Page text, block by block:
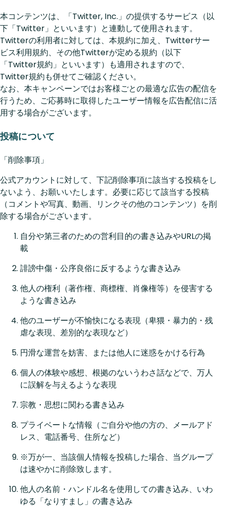
本コンテンツは、「Twitter, Inc.」の提供するサービス（以
下「Twitter」といいます）と連動して使用されます。
Twitterの利用者に対しては、本規約に加え、Twitterサー
ビス利用規約、その他Twitterが定める規約（以下
「Twitter規約」といいます）も適用されますので、
Twitter規約も併せてご確認ください。
なお、本キャンペーンではお客様ごとの最適な広告の配信を
行うため、ご応募時に取得したユーザー情報を広告配信に活
用する場合がございます。
投稿について
「削除事項」
公式アカウントに対して、下記削除事項に該当する投稿をし
ないよう、お願いいたします。必要に応じて該当する投稿
（コメントや写真、動画、リンクその他のコンテンツ）を削
除する場合がございます。
自分や第三者のための営利目的の書き込みやURLの掲
載
誹謗中傷・公序良俗に反するような書き込み
他人の権利（著作権、商標権、肖像権等）を侵害する
ような書き込み
他のユーザーが不愉快になる表現（卑猥・暴力的・残
虐な表現、差別的な表現など）
円滑な運営を妨害、または他人に迷惑をかける行為
個人の体験や感想、根拠のないうわさ話などで、万人
に誤解を与えるような表現
宗教・思想に関わる書き込み
プライベートな情報（ご自分や他の方の、メールアド
レス、電話番号、住所など）
※万が一、当該個人情報を投稿した場合、当グループ
は速やかに削除致します。
他人の名前・ハンドル名を使用しての書き込み、いわ
ゆる「なりすまし」の書き込み